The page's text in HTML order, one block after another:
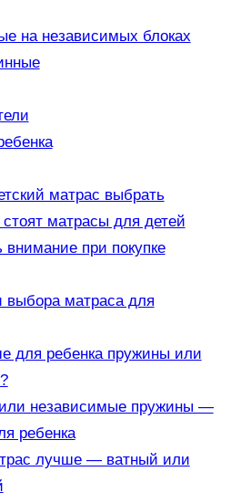
на независимых блоках
матрас выбрать
матрасы для детей
при покупке
матраса для
для ребенка пружины или
независимые пружины —
ребенка
лучше — ватный или